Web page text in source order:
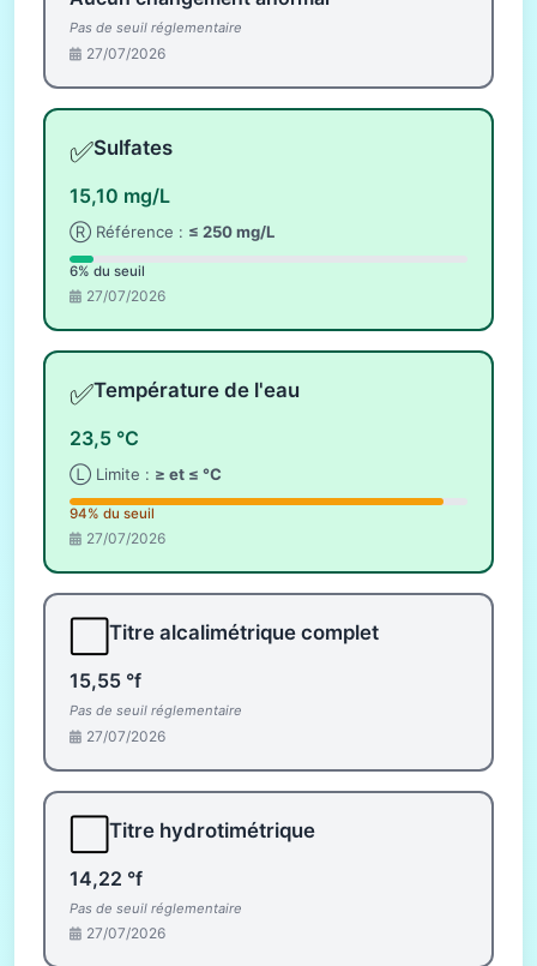
Pas de seuil réglementaire
27/07/2026
✅Sulfates
15,10 mg/L
Ⓡ Référence : ≤ 250 mg/L
6% du seuil
27/07/2026
✅Température de l'eau
23,5 °C
Ⓛ Limite : ≥ et ≤ °C
94% du seuil
27/07/2026
Titre alcalimétrique complet
15,55 °f
Pas de seuil réglementaire
27/07/2026
Titre hydrotimétrique
14,22 °f
Pas de seuil réglementaire
27/07/2026